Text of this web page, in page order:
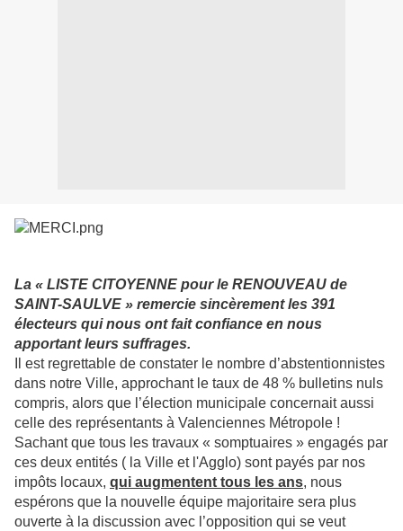
La « LISTE CITOYENNE pour le RENOUVEAU de
SAINT-SAULVE » remercie sincèrement les 391
électeurs qui nous ont fait confiance en nous
apportant leurs suffrages.
Il est regrettable de constater le nombre d’abstentionnistes
dans notre Ville, approchant le taux de 48 % bulletins nuls
compris, alors que l’élection municipale concernait aussi
celle des représentants à Valenciennes Métropole !
Sachant que tous les travaux « somptuaires » engagés par
ces deux entités ( la Ville et l'Agglo) sont payés par nos
impôts locaux, qui augmentent tous les ans, nous
espérons que la nouvelle équipe majoritaire sera plus
ouverte à la discussion avec l’opposition qui se veut